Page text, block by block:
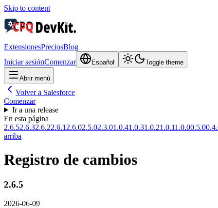
Skip to content
ExtensionesPreciosBlog
Iniciar sesiónComenzar Español Toggle theme
Abrir menú
Volver a Salesforce
Comenzar
Ir a una release
En esta página
2.6.52.6.32.6.22.6.1 2.6.02.5.02.3.01.0.41.0.31.0.21.0.11.0.00.5.0
arriba
Registro de cambios
2.6.5
2026-06-09